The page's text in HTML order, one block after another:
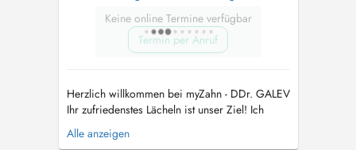
Keine online Termine verfügbar
Termin per Anruf
Herzlich willkommen bei myZahn - DDr. GALEV
Ihr zufriedenstes Lächeln ist unser Ziel! Ich
berate und behandle seit 20 Jahren Patienten in
allen zahnärztlichen und kieferchirurgischen
Alle anzeigen